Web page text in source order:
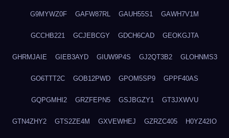
G9MYWZ0F GAFW87RL GAUH55S1 GAWH7V1M
GCCHB221 GCJEBCGY GDCH6CAD GEOKGJTA
GHRMJAIE GIEB3AYD GIUW9P4S GJ2QT3B2 GLOHNMS3
GO6TTT2C GOB12PWD GPOM5SP9 GPPF40AS
GQPGMHI2 GRZFEPN5 GSJBGZY1 GT3JXWVU
GTN4ZHY2 GTS2ZE4M GXVEWHEJ GZRZC405 H0YZ42IO